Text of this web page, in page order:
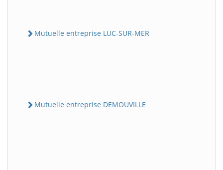
Mutuelle entreprise LUC-SUR-MER
Mutuelle entreprise DEMOUVILLE